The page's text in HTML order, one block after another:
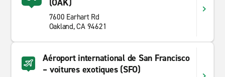
(OAK)
7600 Earhart Rd
Oakland, CA 94621
Aéroport international de San Francisco
– voitures exotiques (SFO)